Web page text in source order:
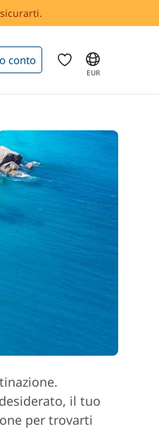
conto
EUR
il tuo
per trovarti